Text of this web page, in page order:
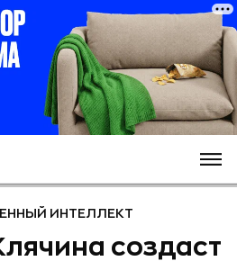
ИНТЕЛЛЕКТ
создаст